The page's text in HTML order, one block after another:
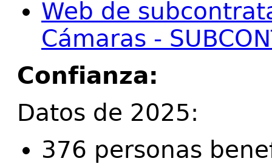
Web de
Cámaras -
Confianza:
Datos de 2025:
376 personas